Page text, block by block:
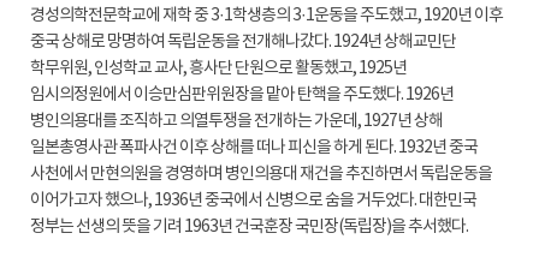
경성의학전문학교에 재학 중 3·1학생층의 3·1운동을 주도했고, 1920년 이후
중국 상해로 망명하여 독립운동을 전개해나갔다. 1924년 상해교민단
학무위원, 인성학교 교사, 흥사단 단원으로 활동했고, 1925년
임시의정원에서 이승만심판위원장을 맡아 탄핵을 주도했다. 1926년
병인의용대를 조직하고 의열투쟁을 전개하는 가운데, 1927년 상해
일본총영사관 폭파사건 이후 상해를 떠나 피신을 하게 된다. 1932년 중국
사천에서 만현의원을 경영하며 병인의용대 재건을 추진하면서 독립운동을
이어가고자 했으나, 1936년 중국에서 신병으로 숨을 거두었다. 대한민국
정부는 선생의 뜻을 기려 1963년 건국훈장 국민장(독립장)을 추서했다.